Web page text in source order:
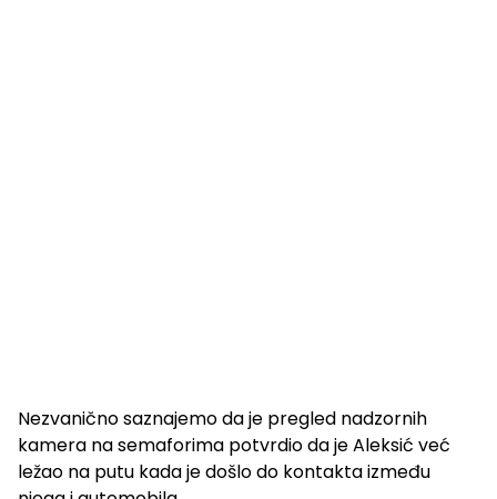
Nezvanično saznajemo da je pregled nadzornih
kamera na semaforima potvrdio da je Aleksić već
ležao na putu kada je došlo do kontakta između